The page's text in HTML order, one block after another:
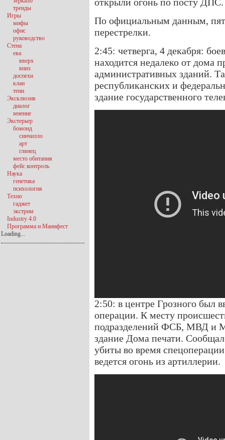
По официальным данным,
перестрелки.
2:45: четверга, 4 декабря:
находится недалеко от дома
административных зданий.
республиканских и
здание государственного
2:50: в центре Грозного был
операции. К месту
подразделений ФСБ, МВД и
здание Дома печати.
убиты во время
ведется огонь из артиллерии.
тренды
Игры
мифы
офис
руководство
Стена
ева
вверх
вниз
доспехи
клан
тени
Эксклюзив
диалог
мнение
Экстерьер
бомонд
синчилло
арт
глянец
место обитания
фейс контроль
Наука
генетика
психология
Техно
гаджет
экстрим
Industry 4.0
Программа и Манифест
Loading...